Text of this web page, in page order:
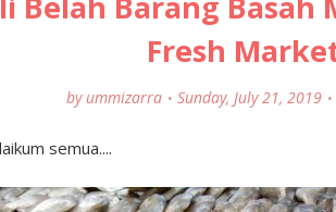
Fresh
by ummizarra Sunday, July 21, 2019
semua....